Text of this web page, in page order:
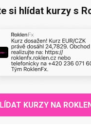
si hlídat kurzy s
KURZY NA